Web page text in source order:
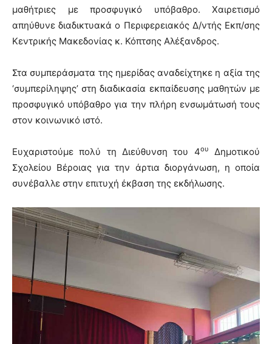
μαθήτριες με προσφυγικό υπόβαθρο. Χαιρετισμό
απηύθυνε διαδικτυακά ο Περιφερειακός Δ/ντής Εκπ/σης
Κεντρικής Μακεδονίας κ. Κόπτσης Αλέξανδρος.
Στα συμπεράσματα της ημερίδας αναδείχτηκε η αξία της
‘συμπερίληψης’ στη διαδικασία εκπαίδευσης μαθητών με
προσφυγικό υπόβαθρο για την πλήρη ενσωμάτωσή τους
στον κοινωνικό ιστό.
Ευχαριστούμε πολύ τη Διεύθυνση του 4ου
Δημοτικού
Σχολείου Βέροιας για την άρτια διοργάνωση, η οποία
συνέβαλλε στην επιτυχή έκβαση της εκδήλωσης.